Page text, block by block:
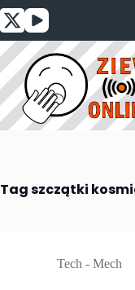
Przejdź
do
treści
Tagszczątki
Tech - Mech